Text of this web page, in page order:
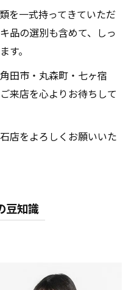
を一式持ってきていただ
品の選別も含めて、しっ
す。
田市・丸森町・七ヶ宿
来店を心よりお待ちして
店をよろしくお願いいた
豆知識